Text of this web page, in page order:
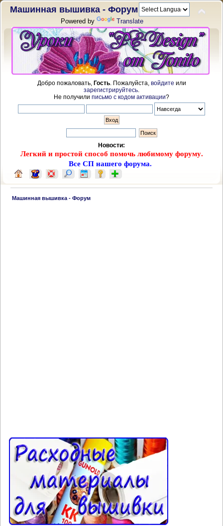
Машинная вышивка - Форум
Powered by Translate
Добро пожаловать, Гость. Пожалуйста, войдите или
зарегистрируйтесь
Не получили письмо с кодом активации?
Новости:
Легкий и простой способ помочь любимому форуму.
Все СП нашего форума.
Машинная вышивка - Форум